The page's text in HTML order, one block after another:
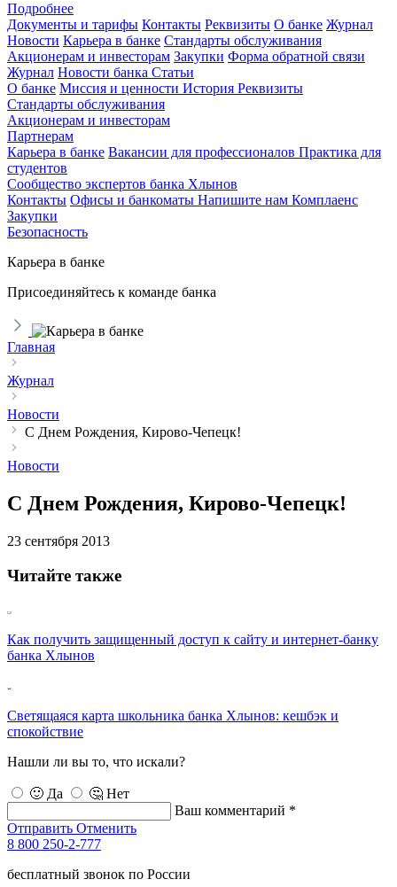
Подробнее
Документы и тарифы Контакты Реквизиты О банке Журнал
Новости Карьера в банке Стандарты обслуживания
Акционерам и инвесторам Закупки Форма обратной связи
Журнал Новости банка Статьи
О банке Миссия и ценности История Реквизиты
Стандарты обслуживания
Акционерам и инвесторам
Партнерам
Карьера в банке Вакансии для профессионалов Практика для
студентов
Сообщество экспертов банка Хлынов
Контакты Офисы и банкоматы Напишите нам Комплаенс
Закупки
Безопасность
Карьера в банке
Присоединяйтесь к команде банка
Главная
Журнал
Новости
С Днем Рождения, Кирово-Чепецк!
Новости
С Днем Рождения, Кирово-Чепецк!
23 сентября 2013
Читайте также
Как получить защищенный доступ к сайту и интернет-банку
банка Хлынов
Светящаяся карта школьника банка Хлынов: кешбэк и
спокойствие
Нашли ли вы то, что искали?
🙂 Да
🤔 Нет
Ваш комментарий *
Отправить Отменить
8 800 250-2-777
бесплатный звонок по России